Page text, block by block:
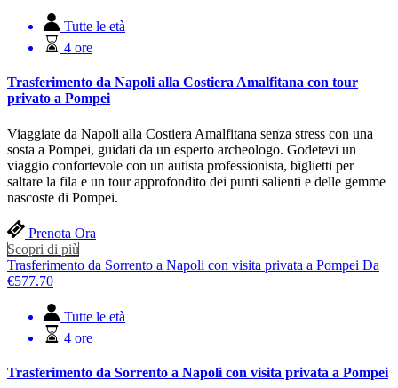
Tutte le età
4 ore
Trasferimento da Napoli alla Costiera Amalfitana con tour
privato a Pompei
Viaggiate da Napoli alla Costiera Amalfitana senza stress con una
sosta a Pompei, guidati da un esperto archeologo. Godetevi un
viaggio confortevole con un autista professionista, biglietti per
saltare la fila e un tour approfondito dei punti salienti e delle gemme
nascoste di Pompei.
Prenota Ora
Scopri di più
Trasferimento da Sorrento a Napoli con visita privata a Pompei Da
€577.70
Tutte le età
4 ore
Trasferimento da Sorrento a Napoli con visita privata a Pompei